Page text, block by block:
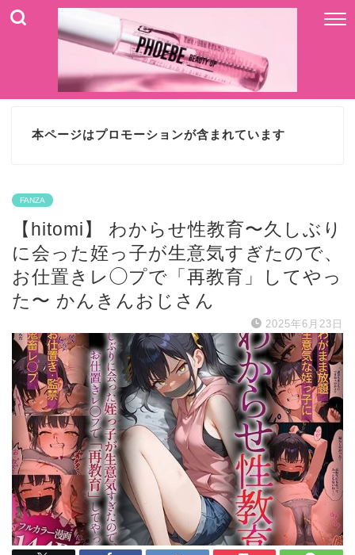
本ページはプロモーションが含まれています
FANZA
【hitomi】 わからせ性教育〜久しぶり
に会った姪っ子が生意気すぎたので、
お仕置きレ◯プで「再教育」してやっ
た〜 かんきんおじさん
2025年6月23日